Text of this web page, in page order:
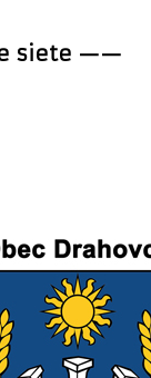
siete ——